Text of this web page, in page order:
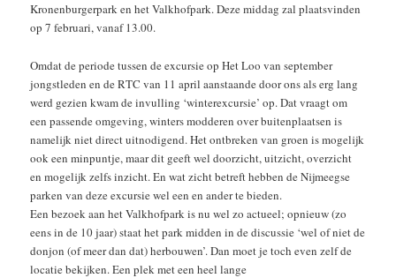
Kronenburgerpark en het Valkhofpark. Deze middag zal plaatsvinden
op 7 februari, vanaf 13.00.
Omdat de periode tussen de excursie op Het Loo van september
jongstleden en de RTC van 11 april aanstaande door ons als erg lang
werd gezien kwam de invulling ‘winterexcursie’ op. Dat vraagt om
een passende omgeving, winters modderen over buitenplaatsen is
namelijk niet direct uitnodigend. Het ontbreken van groen is mogelijk
ook een minpuntje, maar dit geeft wel doorzicht, uitzicht, overzicht
en mogelijk zelfs inzicht. En wat zicht betreft hebben de Nijmeegse
parken van deze excursie wel een en ander te bieden.
Een bezoek aan het Valkhofpark is nu wel zo actueel; opnieuw (zo
eens in de 10 jaar) staat het park midden in de discussie ‘wel of niet de
donjon (of meer dan dat) herbouwen’. Dan moet je toch even zelf de
locatie bekijken. Een plek met een heel lange